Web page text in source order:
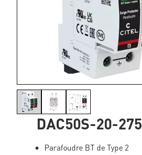
DAC50S-20-275
Parafoudre BT de Type 2